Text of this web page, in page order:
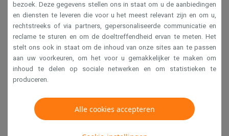
Verkoopsvoorwaarden
Privacy
Disclaimer
Cookies
Krëfel NV - Steenstraat 44 - Industriezone 4 "T Sas",
1851 Humbeek, België
BTW BE 0400.673.544
bezoek. Deze gegevens stellen ons in staat om u de aanbiedingen
en diensten te leveren die voor u het meest relevant zijn en om u,
rechtstreeks of via partners, gepersonaliseerde communicatie en
reclame te sturen en om de doeltreffendheid ervan te meten. Het
stelt ons ook in staat om de inhoud van onze sites aan te passen
aan uw voorkeuren, om het voor u gemakkelijker te maken om
inhoud te delen op sociale netwerken en om statistieken te
produceren.
Alle cookies accepteren